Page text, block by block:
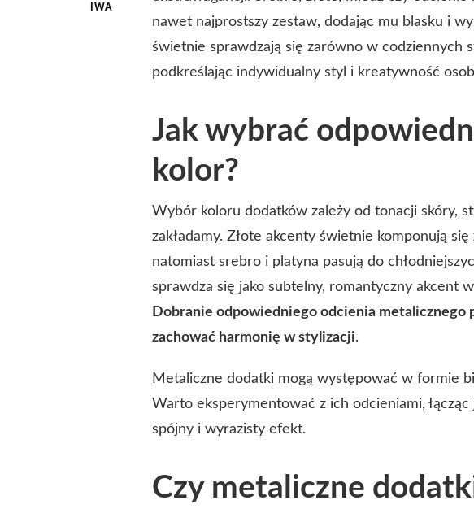
IWA
nawet najprostszy zestaw, dodając mu blasku i
świetnie sprawdzają się zarówno w codziennych
podkreślając indywidualny styl i kreatywność
Jak wybrać
kolor?
Wybór koloru dodatków zależy od tonacji skóry,
zakładamy. Złote akcenty świetnie komponują
natomiast srebro i platyna pasują do
sprawdza się jako subtelny, romantyczny akcent
Dobranie odpowiedniego odcienia metalicznego
zachować harmonię w stylizacji.
Metaliczne dodatki mogą występować w formie
Warto eksperymentować z ich odcieniami,
spójny i wyrazisty efekt.
Czy metaliczne